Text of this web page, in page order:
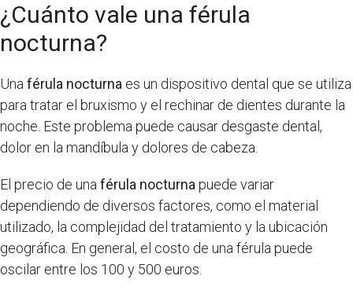
¿Cuánto vale una férula
nocturna?
Una férula nocturna es un dispositivo dental que se utiliza
para tratar el bruxismo y el rechinar de dientes durante la
noche. Este problema puede causar desgaste dental,
dolor en la mandíbula y dolores de cabeza.
El precio de una férula nocturna puede variar
dependiendo de diversos factores, como el material
utilizado, la complejidad del tratamiento y la ubicación
geográfica. En general, el costo de una férula puede
oscilar entre los 100 y 500 euros.